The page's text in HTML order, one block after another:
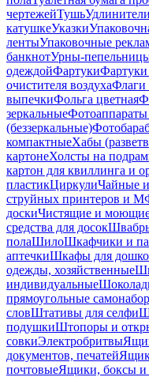
чертежейТушь
катушкеУказки
лентыУпаковочные
банкнотУрны-
одеждойФартукиФартуки
очистителя воздухаФлаги
выпечкиФольга цветная
зеркальные
(беззеркальные)
компактныеХабы
картонеХолсты на
картон для квиллинга и
пластикЦиркулиЧайные
струйных принтеров и
доскиЧистящие и моющие
средства для досок
полаШилоШкафчики и
аптечкиШкафы для
одежды, хозяйственные
индивидуальные
прямоугольные
словШтативы для селфи
подушкиШтопоры и
совкиЭлектробритвы
документов, печатей
почтовыеЯщики, боксы и